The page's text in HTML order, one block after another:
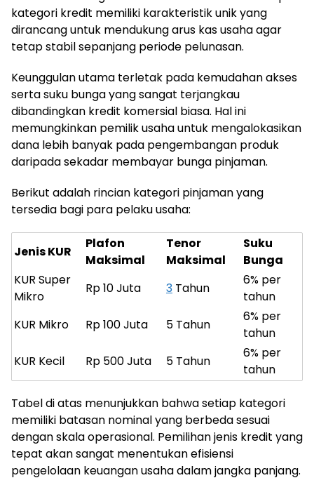
kategori kredit memiliki karakteristik unik yang
dirancang untuk mendukung arus kas usaha agar
tetap stabil sepanjang periode pelunasan.
Keunggulan utama terletak pada kemudahan akses
serta suku bunga yang sangat terjangkau
dibandingkan kredit komersial biasa. Hal ini
memungkinkan pemilik usaha untuk mengalokasikan
dana lebih banyak pada pengembangan produk
daripada sekadar membayar bunga pinjaman.
Berikut adalah rincian kategori pinjaman yang
tersedia bagi para pelaku usaha:
Jenis KUR
Plafon
Maksimal
Tenor
Maksimal
Suku
Bunga
KUR Super
Mikro
Rp 10 Juta 3 Tahun
6% per
tahun
KUR Mikro
Rp 100 Juta 5 Tahun
6% per
tahun
KUR Kecil
Rp 500 Juta 5 Tahun
6% per
tahun
Tabel di atas menunjukkan bahwa setiap kategori
memiliki batasan nominal yang berbeda sesuai
dengan skala operasional. Pemilihan jenis kredit yang
tepat akan sangat menentukan efisiensi
pengelolaan keuangan usaha dalam jangka panjang.